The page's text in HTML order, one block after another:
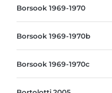
Borsook 1969-1970
Borsook 1969-1970b
Borsook 1969-1970c